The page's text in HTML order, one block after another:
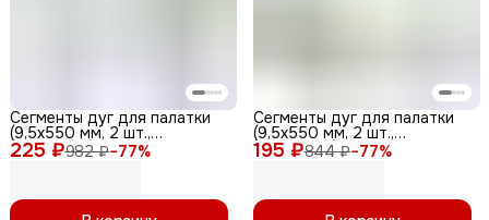
225 ₽982 ₽−77%
Сегменты дуг для палатки
(9,5х550 мм, 2 шт.,
фиберглас) + эластичный
шнур (3 метра)
195 ₽844 ₽−77%
Сегменты дуг для палатки
(9,5х550 мм, 2 шт.,
фиберглас)